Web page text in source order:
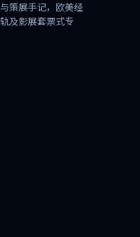
策展手记，欧美经
及影展套票式专